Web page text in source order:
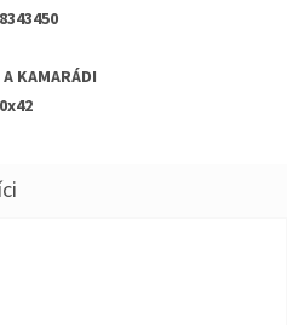
KAMARÁDI
je 5 z 5 hvězdiček.